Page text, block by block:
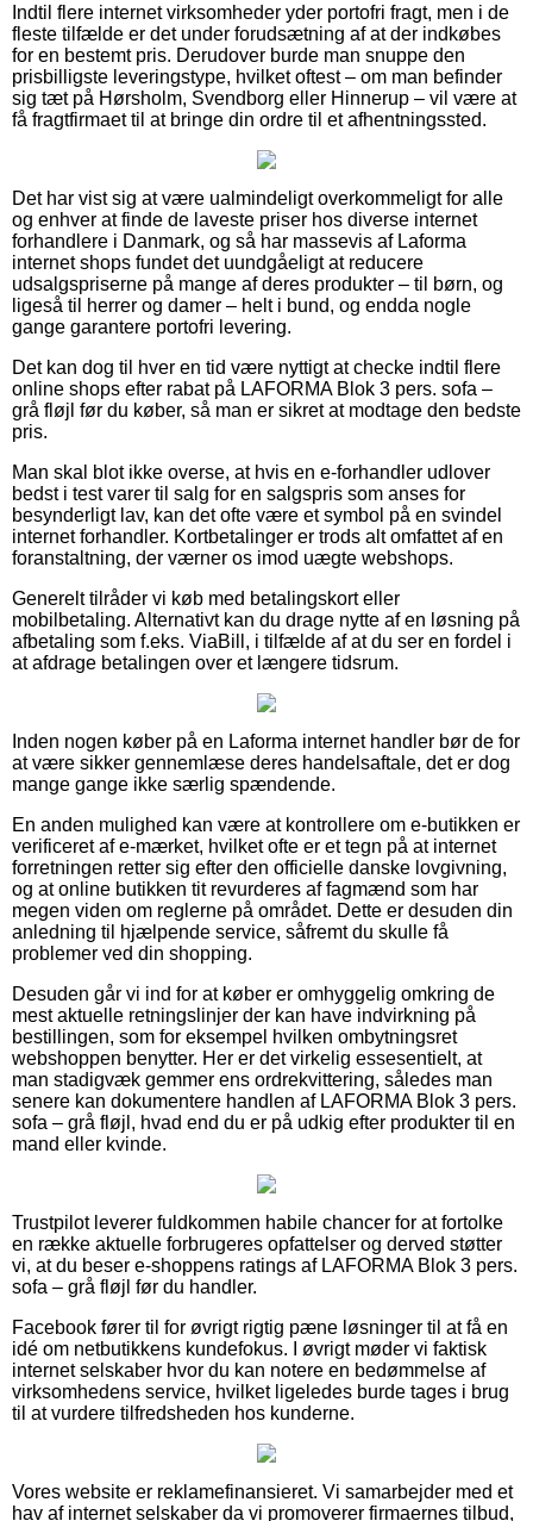
Indtil flere internet virksomheder yder portofri fragt, men i de
fleste tilfælde er det under forudsætning af at der indkøbes
for en bestemt pris. Derudover burde man snuppe den
prisbilligste leveringstype, hvilket oftest – om man befinder
sig tæt på Hørsholm, Svendborg eller Hinnerup – vil være at
få fragtfirmaet til at bringe din ordre til et afhentningssted.
Det har vist sig at være ualmindeligt overkommeligt for alle
og enhver at finde de laveste priser hos diverse internet
forhandlere i Danmark, og så har massevis af Laforma
internet shops fundet det uundgåeligt at reducere
udsalgspriserne på mange af deres produkter – til børn, og
ligeså til herrer og damer – helt i bund, og endda nogle
gange garantere portofri levering.
Det kan dog til hver en tid være nyttigt at checke indtil flere
online shops efter rabat på LAFORMA Blok 3 pers. sofa –
grå fløjl før du køber, så man er sikret at modtage den bedste
pris.
Man skal blot ikke overse, at hvis en e-forhandler udlover
bedst i test varer til salg for en salgspris som anses for
besynderligt lav, kan det ofte være et symbol på en svindel
internet forhandler. Kortbetalinger er trods alt omfattet af en
foranstaltning, der værner os imod uægte webshops.
Generelt tilråder vi køb med betalingskort eller
mobilbetaling. Alternativt kan du drage nytte af en løsning på
afbetaling som f.eks. ViaBill, i tilfælde af at du ser en fordel i
at afdrage betalingen over et længere tidsrum.
Inden nogen køber på en Laforma internet handler bør de for
at være sikker gennemlæse deres handelsaftale, det er dog
mange gange ikke særlig spændende.
En anden mulighed kan være at kontrollere om e-butikken er
verificeret af e-mærket, hvilket ofte er et tegn på at internet
forretningen retter sig efter den officielle danske lovgivning,
og at online butikken tit revurderes af fagmænd som har
megen viden om reglerne på området. Dette er desuden din
anledning til hjælpende service, såfremt du skulle få
problemer ved din shopping.
Desuden går vi ind for at køber er omhyggelig omkring de
mest aktuelle retningslinjer der kan have indvirkning på
bestillingen, som for eksempel hvilken ombytningsret
webshoppen benytter. Her er det virkelig essesentielt, at
man stadigvæk gemmer ens ordrekvittering, således man
senere kan dokumentere handlen af LAFORMA Blok 3 pers.
sofa – grå fløjl, hvad end du er på udkig efter produkter til en
mand eller kvinde.
Trustpilot leverer fuldkommen habile chancer for at fortolke
en række aktuelle forbrugeres opfattelser og derved støtter
vi, at du beser e-shoppens ratings af LAFORMA Blok 3 pers.
sofa – grå fløjl før du handler.
Facebook fører til for øvrigt rigtig pæne løsninger til at få en
idé om netbutikkens kundefokus. I øvrigt møder vi faktisk
internet selskaber hvor du kan notere en bedømmelse af
virksomhedens service, hvilket ligeledes burde tages i brug
til at vurdere tilfredsheden hos kunderne.
Vores website er reklamefinansieret. Vi samarbejder med et
hav af internet selskaber da vi promoverer firmaernes tilbud,